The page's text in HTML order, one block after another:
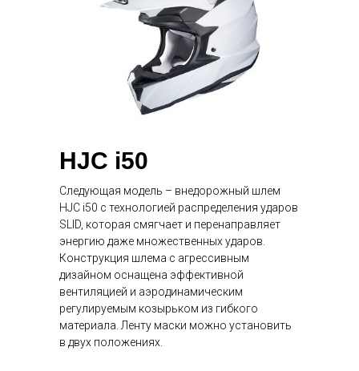
HJC i50
Следующая модель – внедорожный шлем
HJC i50 с технологией распределения ударов
SLID, которая смягчает и перенаправляет
энергию даже множественных ударов.
Конструкция шлема с агрессивным
дизайном оснащена эффективной
вентиляцией и аэродинамическим
регулируемым козырьком из гибкого
материала. Ленту маски можно установить
в двух положениях.